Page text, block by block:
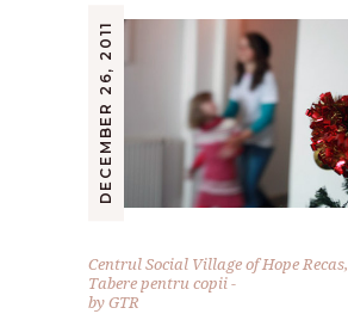
DECEMBER 26, 2011
Centrul Social Village of Hope Recas,
Tabere pentru copii
byGTR